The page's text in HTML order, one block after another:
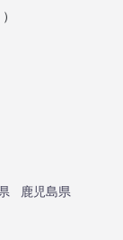
）
鹿児島県